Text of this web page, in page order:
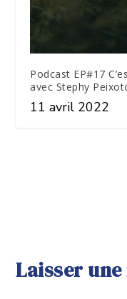
Podcast EP#17
avec Stephy
11 avril 2022
Laisser